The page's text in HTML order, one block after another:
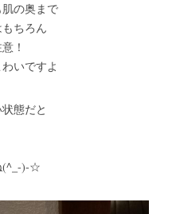
の奥まで
ちろん
！
いですよ
態だと
(^_-)-☆